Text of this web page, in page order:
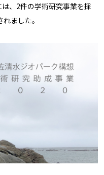
、2件の学術研究事業を採
ました。